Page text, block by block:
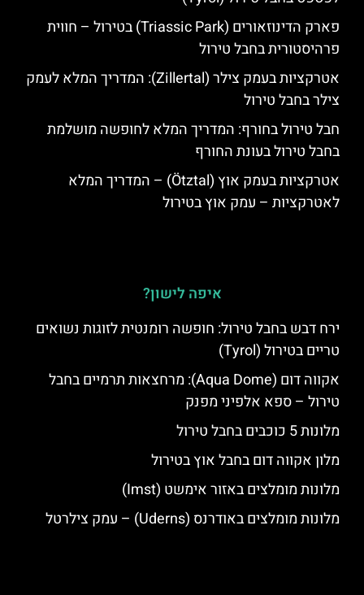
פארק הדינוזאורים (Triassic Park) בטירול – חווית
פרהיסטורית בחבל טירול
אטרקציות בעמק צילר (Zillertal): המדריך המלא לעמק
צילר בחבל טירול
חבל טירול בחורף: המדריך המלא לחופשה מושלמת
בחבל טירול בעונת החורף
אטרקציות בעמק אוץ (Ötztal) – המדריך המלא
לאטרקציות – עמק אוץ בטירול
איפה לישון?
ירח דבש בחבל טירול: חופשה רומנטית לזוגות נשואים
טריים בטירול (Tyrol)
אקווה דום (Aqua Dome): מרחצאות תרמיים בחבל
טירול – ספא אלפיני מפנק
מלונות 5 כוכבים בחבל טירול
מלון אקווה דום בחבל אוץ בטירול
מלונות מומלצים באזור אימשט (Imst)
מלונות מומלצים באודרנס (Uderns) – עמק צילרטל